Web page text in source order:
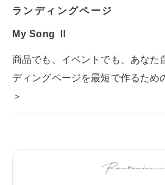
ランディングページ
My Song Ⅱ
商品でも、イベントでも、あなた
ディングページを最短で作るため
＞